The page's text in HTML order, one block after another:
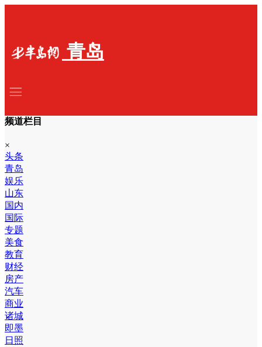
青岛
频道栏目
×
头条
青岛
娱乐
山东
国内
国际
专题
美食
教育
财经
房产
汽车
商业
诸城
即墨
日照